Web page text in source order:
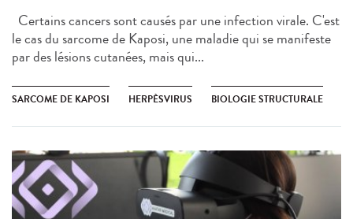
Certains cancers sont causés par une infection virale. C'est
le cas du sarcome de Kaposi, une maladie qui se manifeste
par des lésions cutanées, mais qui...
SARCOME DE KAPOSI HERPÈSVIRUS BIOLOGIE STRUCTURALE